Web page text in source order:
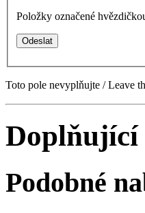
Položky označené
Toto pole nevyplňujte / Leave
Doplňující
Podobné